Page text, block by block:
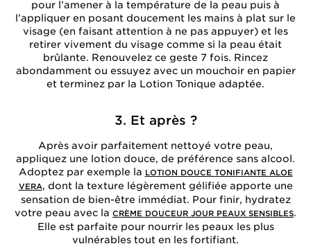
pour l’amener à la température de la peau puis à
l’appliquer en posant doucement les mains à plat sur le
visage (en faisant attention à ne pas appuyer) et les
retirer vivement du visage comme si la peau était
brûlante. Renouvelez ce geste 7 fois. Rincez
abondamment ou essuyez avec un mouchoir en papier
et terminez par la Lotion Tonique adaptée.
3. Et après ?
Après avoir parfaitement nettoyé votre peau,
appliquez une lotion douce, de préférence sans alcool.
Adoptez par exemple la LOTION DOUCE TONIFIANTE ALOE
VERA, dont la texture légèrement gélifiée apporte une
sensation de bien-être immédiat. Pour finir, hydratez
votre peau avec la CRÈME DOUCEUR JOUR PEAUX SENSIBLES.
Elle est parfaite pour nourrir les peaux les plus
vulnérables tout en les fortifiant.